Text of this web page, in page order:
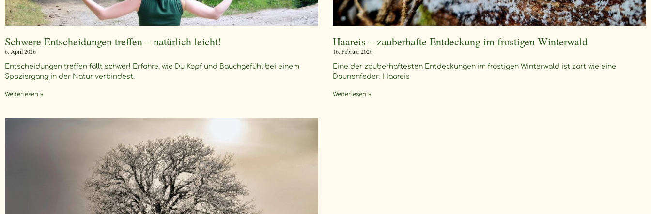
Schwere Entscheidungen treffen – natürlich leicht!
6. April 2026
Entscheidungen treffen fällt schwer! Erfahre, wie Du Kopf und Bauchgefühl bei einem
Spaziergang in der Natur verbindest.
Weiterlesen »
Haareis – zauberhafte Entdeckung im frostigen Winterwald
16. Februar 2026
Eine der zauberhaftesten Entdeckungen im frostigen Winterwald ist zart wie eine
Daunenfeder: Haareis
Weiterlesen »